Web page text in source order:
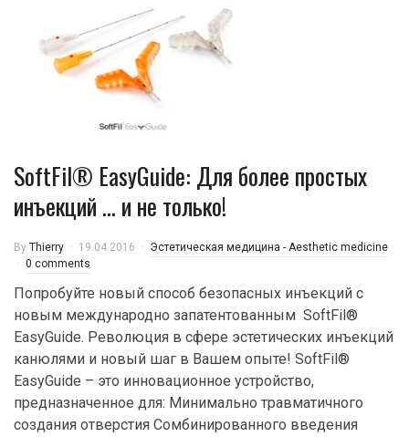
SoftFil® EasyGuide: Для более простых
инъекций … и не только!
By Thierry 19.04.2016
Эстетическая медицина - Aesthetic medicine
0 comments
Попробуйте новый способ безопасных инъекций с
новым международно запатентованным SoftFil®
EasyGuide. Революция в сфере эстетических инъекций
канюлями и новый шаг в Вашем опыте! SoftFil®
EasyGuide – это инновационное устройство,
предназначенное для: Минимально травматичного
создания отверстия Сомбинированного введения